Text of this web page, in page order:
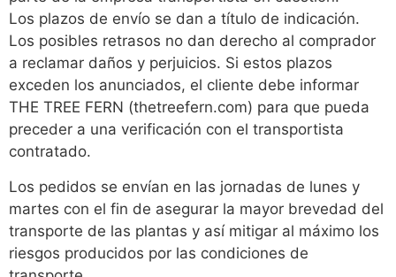
Los plazos de envío se dan a título de indicación.
Los posibles retrasos no dan derecho al comprador
a reclamar daños y perjuicios. Si estos plazos
exceden los anunciados, el cliente debe informar
THE TREE FERN (thetreefern.com) para que pueda
preceder a una verificación con el transportista
contratado.
Los pedidos se envían en las jornadas de lunes y
martes con el fin de asegurar la mayor brevedad del
transporte de las plantas y así mitigar al máximo los
riesgos producidos por las condiciones de